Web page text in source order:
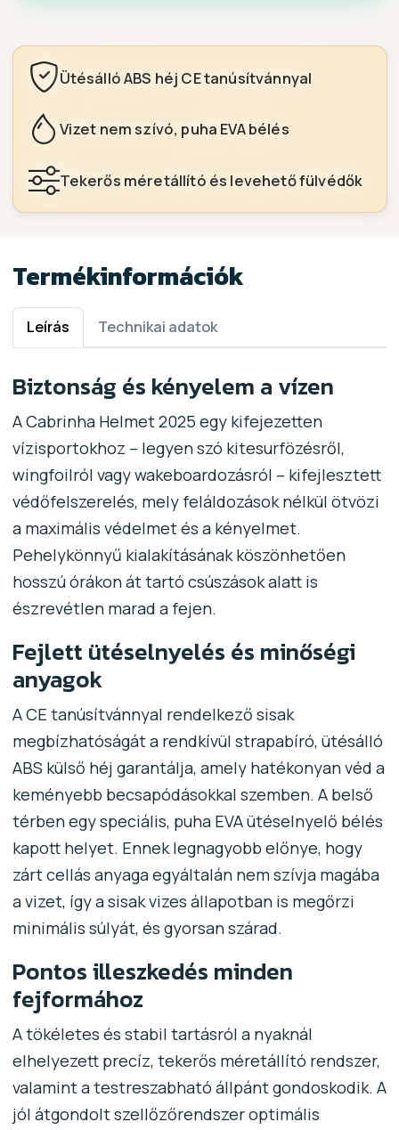
Ütésálló ABS héj CE tanúsítvánnyal
Vizet nem szívó, puha EVA bélés
Tekerős méretállító és levehető fülvédők
Termékinformációk
Leírás Technikai adatok
Biztonság és kényelem a vízen
A Cabrinha Helmet 2025 egy kifejezetten
vízisportokhoz – legyen szó kitesurfözésről,
wingfoilról vagy wakeboardozásról – kifejlesztett
védőfelszerelés, mely feláldozások nélkül ötvözi
a maximális védelmet és a kényelmet.
Pehelykönnyű kialakításának köszönhetően
hosszú órákon át tartó csúszások alatt is
észrevétlen marad a fejen.
Fejlett ütéselnyelés és minőségi
anyagok
A CE tanúsítvánnyal rendelkező sisak
megbízhatóságát a rendkívül strapabíró, ütésálló
ABS külső héj garantálja, amely hatékonyan véd a
keményebb becsapódásokkal szemben. A belső
térben egy speciális, puha EVA ütéselnyelő bélés
kapott helyet. Ennek legnagyobb előnye, hogy
zárt cellás anyaga egyáltalán nem szívja magába
a vizet, így a sisak vizes állapotban is megőrzi
minimális súlyát, és gyorsan szárad.
Pontos illeszkedés minden
fejformához
A tökéletes és stabil tartásról a nyaknál
elhelyezett precíz, tekerős méretállító rendszer,
valamint a testreszabható állpánt gondoskodik. A
jól átgondolt szellőzőrendszer optimális